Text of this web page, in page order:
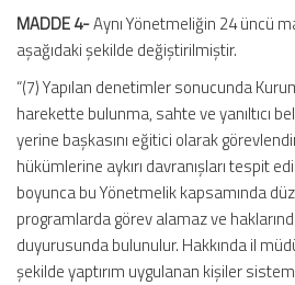
MADDE 4-Aynı Yönetmeliğin 24 üncü
aşağıdaki şekilde değiştirilmiştir.
“(7) Yapılan denetimler sonucunda
harekette bulunma, sahte ve yanıltıcı
yerine başkasını eğitici olarak
hükümlerine aykırı davranışları tespit
boyunca bu Yönetmelik kapsamında
programlarda görev alamaz ve
duyurusunda bulunulur. Hakkında il
şekilde yaptırım uygulanan kişiler